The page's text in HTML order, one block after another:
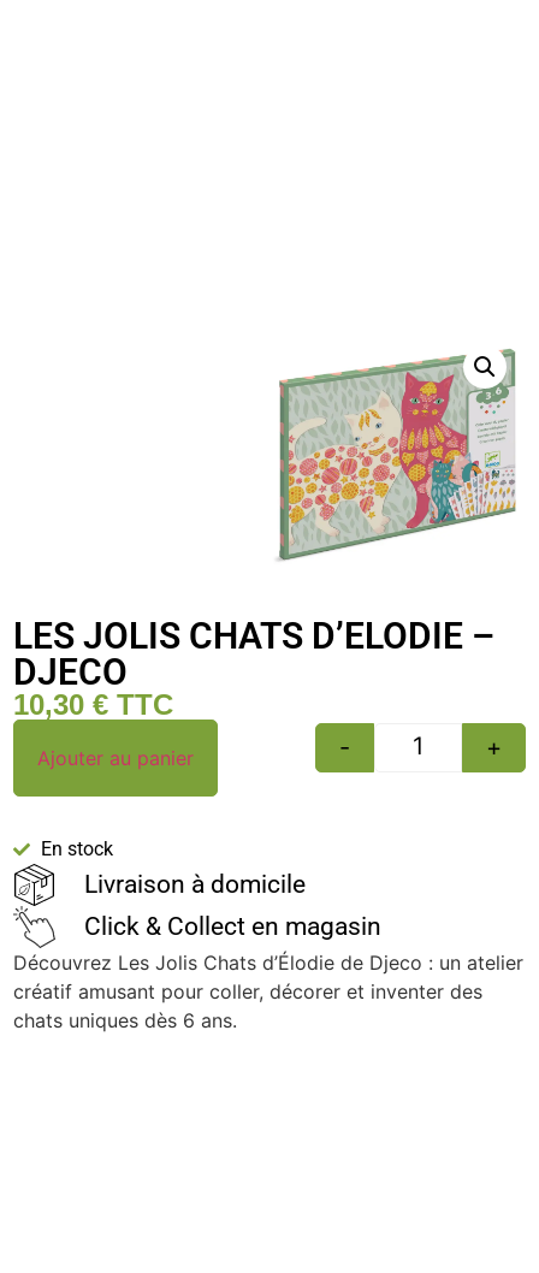
LES JOLIS CHATS D’ELODIE –
DJECO
10,30€ TTC
- +
Ajouter au panier
En stock
Livraison à domicile
Click & Collect en magasin
Découvrez Les Jolis Chats d’Élodie de Djeco : un atelier
créatif amusant pour coller, décorer et inventer des
chats uniques dès 6 ans.